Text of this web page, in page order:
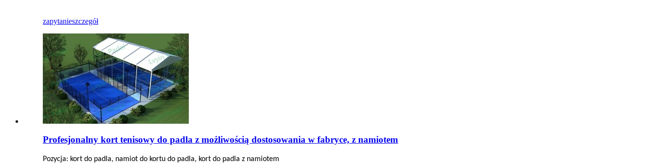
zapytanieszczegół
Profesjonalny kort tenisowy do padla z możliwością dostosowania w fabryce, z namiotem
Pozycja: kort do padla, namiot do kortu do padla, kort do padla z namiotem